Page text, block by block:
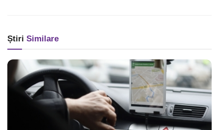
Știri Similare